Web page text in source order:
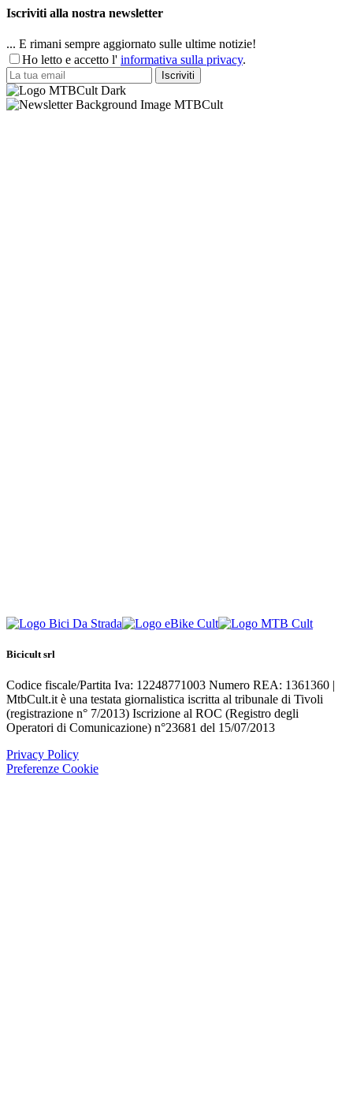
Iscriviti alla nostra newsletter
... E rimani sempre aggiornato sulle ultime notizie!
Ho letto e accetto l' informativa sulla privacy.
Bicicult srl
Codice fiscale/Partita Iva: 12248771003 Numero REA: 1361360 |
MtbCult.it è una testata giornalistica iscritta al tribunale di Tivoli
(registrazione n° 7/2013) Iscrizione al ROC (Registro degli
Operatori di Comunicazione) n°23681 del 15/07/2013
Privacy Policy
Preferenze Cookie